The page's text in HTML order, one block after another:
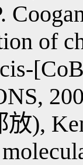
of
cis-
放),